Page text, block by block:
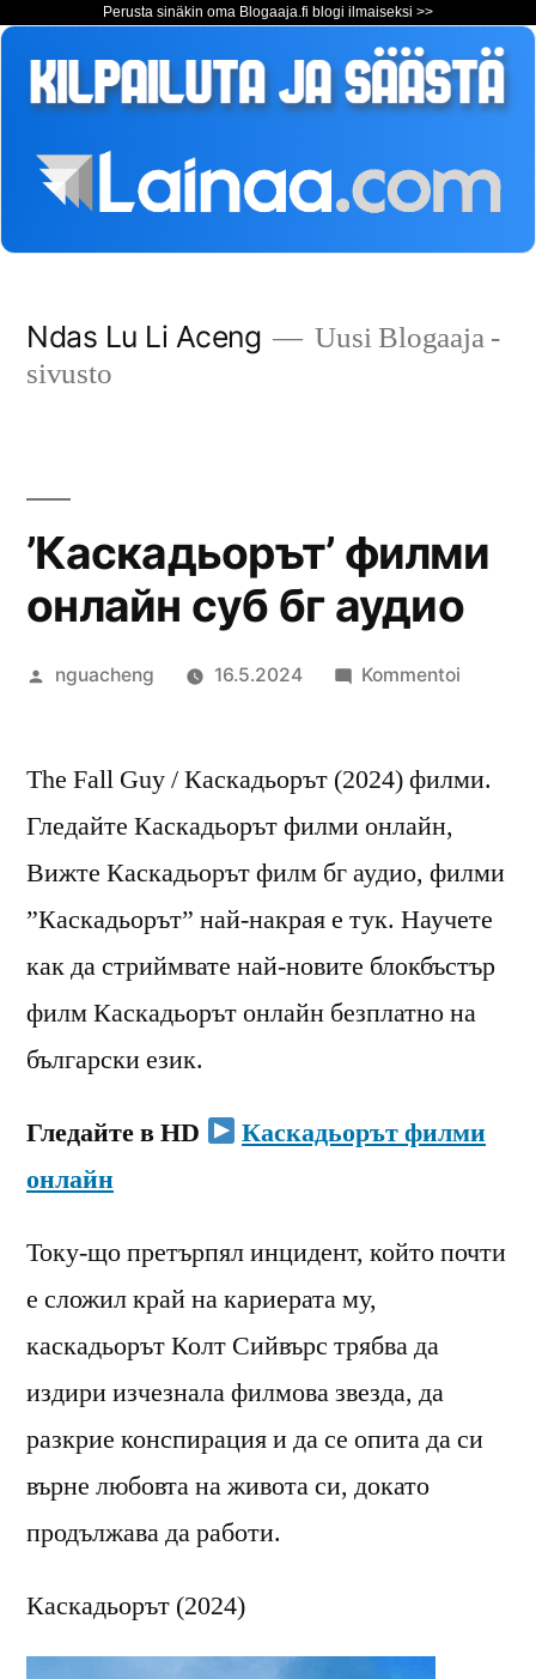
Perusta sinäkin oma Blogaaja.fi blogi ilmaiseksi >>
sisältöön
Ndas Lu Li Aceng
Uusi Blogaaja -
sivusto
’Каскадьорът’ филми
онлайн суб бг аудио
Artikkelin
nguacheng 16.5.2024 Kommentoi
онлайн
аудио
The Fall Guy / Каскадьорът (2024) филми.
Гледайте Каскадьорът филми онлайн,
Вижте Каскадьорът филм бг аудио, филми
”Каскадьорът” най-накрая е тук. Научете
как да стриймвате най-новите блокбъстър
филм Каскадьорът онлайн безплатно на
български език.
Гледайте в HD
Каскадьорът филми
онлайн
Току-що претърпял инцидент, който почти
е сложил край на кариерата му,
каскадьорът Колт Сийвърс трябва да
издири изчезнала филмова звезда, да
разкрие конспирация и да се опита да си
върне любовта на живота си, докато
продължава да работи.
Каскадьорът (2024)